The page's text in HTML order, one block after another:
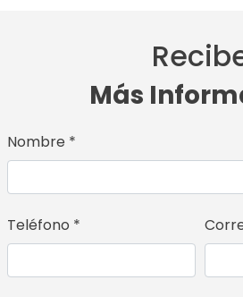
Más
Nombre *
Teléfono *